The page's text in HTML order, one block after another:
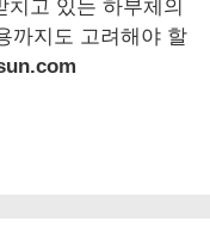
치고 있는 하부체의
까지도 고려해야 할